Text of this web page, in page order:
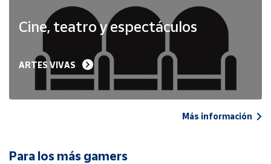
Cine, teatro y espectáculos
ARTES VIVAS
Más información
Para los más gamers